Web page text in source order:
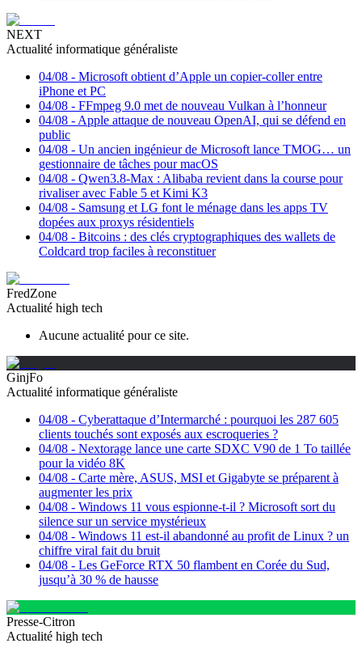
NEXT
Actualité informatique généraliste
04/08 - Microsoft obtient d’Apple un copier-coller entre
iPhone et PC
04/08 - FFmpeg 9.0 met de nouveau Vulkan à l’honneur
04/08 - Apple attaque de nouveau OpenAI, qui se défend en
public
04/08 - Un ancien ingénieur de Microsoft lance TMOG… un
gestionnaire de tâches pour macOS
04/08 - Qwen3.8-Max : Alibaba revient dans la course pour
rivaliser avec Fable 5 et Kimi K3
04/08 - Samsung et LG font le ménage dans les apps TV
dopées aux proxys résidentiels
04/08 - Bitcoins : des clés cryptographiques des wallets de
Coldcard trop faciles à reconstituer
FredZone
Actualité high tech
Aucune actualité pour ce site.
GinjFo
Actualité informatique généraliste
04/08 - Cyberattaque d’Intermarché : pourquoi les 287 605
clients touchés sont exposés aux escroqueries ?
04/08 - Nextorage lance une carte SDXC V90 de 1 To taillée
pour la vidéo 8K
04/08 - Carte mère, ASUS, MSI et Gigabyte se préparent à
augmenter les prix
04/08 - Windows 11 vous espionne-t-il ? Microsoft sort du
silence sur un service mystérieux
04/08 - Windows 11 est-il abandonné au profit de Linux ? un
chiffre viral fait du bruit
04/08 - Les GeForce RTX 50 flambent en Corée du Sud,
jusqu’à 30 % de hausse
Presse-Citron
Actualité high tech